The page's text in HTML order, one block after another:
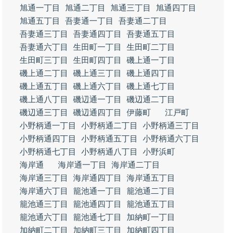
旭通一丁目
旭通二丁目 旭通三丁目
旭通四丁目
旭通五丁目
吾妻通一丁目
吾妻通二丁目
吾妻通三丁目
吾妻通四丁目
吾妻通五丁目
吾妻通六丁目
生田町一丁目
生田町二丁目
生田町三丁目
生田町四丁目
磯上通一丁目
磯上通二丁目
磯上通三丁目
磯上通四丁目
磯上通五丁目
磯上通六丁目
磯上通七丁目
磯上通八丁目
磯辺通一丁目
磯辺通二丁目
磯辺通三丁目
磯辺通四丁目 伊藤町
江戸町
小野柄通一丁目
小野柄通二丁目
小野柄通三丁目
小野柄通四丁目
小野柄通五丁目
小野柄通六丁目
小野柄通七丁目
小野柄通八丁目
小野浜町
海岸通
海岸通一丁目
海岸通二丁目
海岸通三丁目
海岸通四丁目
海岸通五丁目
海岸通六丁目
籠池通一丁目
籠池通二丁目
籠池通三丁目
籠池通四丁目
籠池通五丁目
籠池通六丁目
籠池通七丁目
加納町一丁目
加納町二丁目
加納町三丁目 加納町四丁目